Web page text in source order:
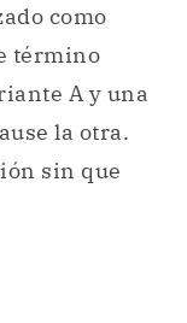
como
término
A y una
la otra.
sin que